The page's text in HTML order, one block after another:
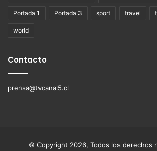
Portada 1 Portada 3 sport travel
world
Contacto
prensa@tvcanal5.cl
© Copyright 2026, Todos los derechos